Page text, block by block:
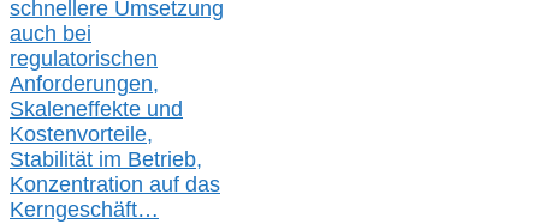
schnellere Umsetzung
auch bei
regulatorischen
Anforderungen,
Skaleneffekte und
Kostenvorteile,
Stabilität im Betrieb,
Konzentration auf das
Kerngeschäft…